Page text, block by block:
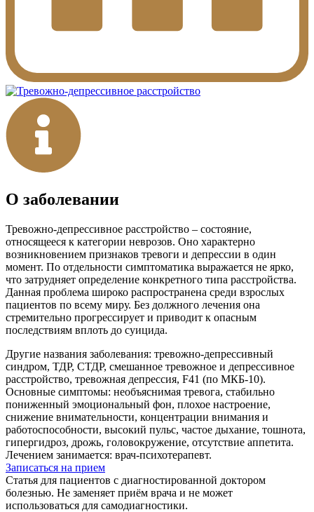
О заболевании
Тревожно-депрессивное расстройство – состояние,
относящееся к категории неврозов. Оно характерно
возникновением признаков тревоги и депрессии в один
момент. По отдельности симптоматика выражается не ярко,
что затрудняет определение конкретного типа расстройства.
Данная проблема широко распространена среди взрослых
пациентов по всему миру. Без должного лечения она
стремительно прогрессирует и приводит к опасным
последствиям вплоть до суицида.
Другие названия заболевания: тревожно-депрессивный
синдром, ТДР, СТДР, смешанное тревожное и депрессивное
расстройство, тревожная депрессия, F41 (по МКБ-10).
Основные симптомы: необъяснимая тревога, стабильно
пониженный эмоциональный фон, плохое настроение,
снижение внимательности, концентрации внимания и
работоспособности, высокий пульс, частое дыхание, тошнота,
гипергидроз, дрожь, головокружение, отсутствие аппетита.
Лечением занимается: врач-психотерапевт.
Записаться на прием
Статья для пациентов с диагностированной доктором
болезнью. Не заменяет приём врача и не может
использоваться для самодиагностики.